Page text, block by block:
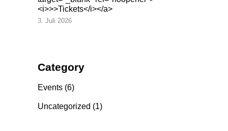
<i>>>Tickets</i></a>
3. Juli 2026
Category
Events (6)
Uncategorized (1)